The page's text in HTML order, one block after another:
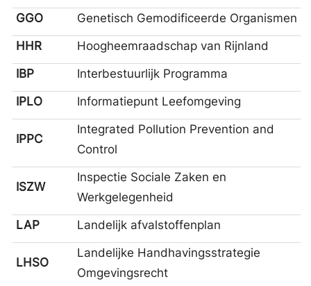
GGO
Genetisch Gemodificeerde Organismen
HHR
Hoogheemraadschap van Rijnland
IBP
Interbestuurlijk Programma
IPLO
Informatiepunt Leefomgeving
IPPC
Integrated Pollution Prevention and
Control
ISZW
Inspectie Sociale Zaken en
Werkgelegenheid
LAP
Landelijk afvalstoffenplan
LHSO
Landelijke Handhavingsstrategie
Omgevingsrecht